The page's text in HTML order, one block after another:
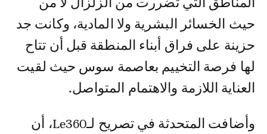
المناطق التي تضررت من الزلزال لا من
حيث الخسائر البشرية ولا المادية، وكانت جد
حزينة على فراق أبناء المنطقة قبل أن تتاح
لها فرصة التخييم بعاصمة سوس حيث لقيت
العناية اللازمة والاهتمام المتواصل.
وأضافت المتحدثة في تصريح لـLe360، أن